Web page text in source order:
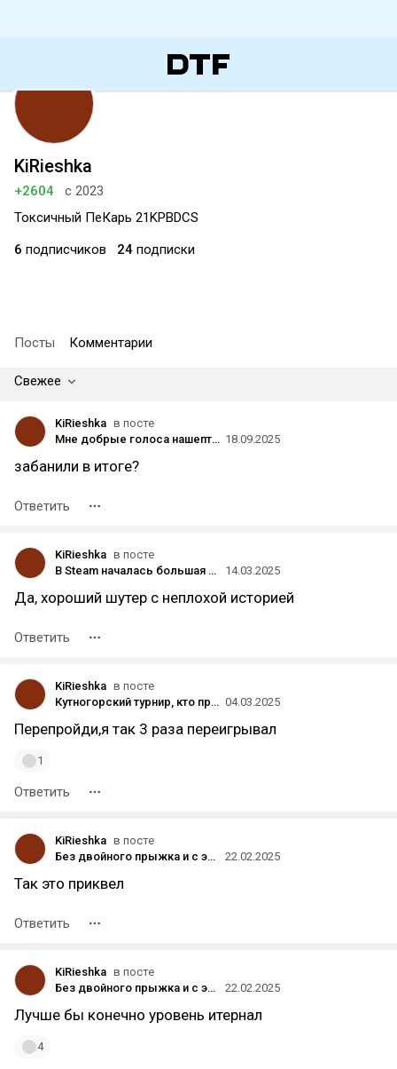
KiRieshka
+2604
с 2023
Токсичный ПеКарь 21KPBDCS
6 подписчиков 24 подписки
Посты Комментарии
Свежее
KiRieshka в посте
Мне добрые голоса нашептали что ДЛС к борде 3 можно активировать с помощью creamAPIinstaller, за такое не банят же? а то на разных форумах я не нашёл внятного ответа(( 18.09.2025
забанили в итоге?
Ответить
KiRieshka в посте
В Steam началась большая весенняя распродажа
14.03.2025
Да, хороший шутер с неплохой историей
Ответить
KiRieshka в посте
Кутногорский турнир, кто проходил? У меня не срабатывает скрипт на следующий бой, щит и меч выиграл 04.03.2025
Перепройди,я так 3 раза переигрывал
1
Ответить
KiRieshka в посте
Без двойного прыжка и с эффектными катсценами: детали DOOM The Dark Ages
22.02.2025
Так это приквел
Ответить
KiRieshka в посте
Без двойного прыжка и с эффектными катсценами: детали DOOM The Dark Ages
22.02.2025
Лучше бы конечно уровень итернал
4